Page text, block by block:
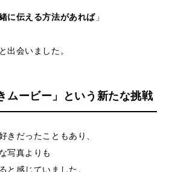
に伝える方法があれば」
出会いました。
ムービー」という新たな挑戦
きだったこともあり、
写真よりも
と感じていました。